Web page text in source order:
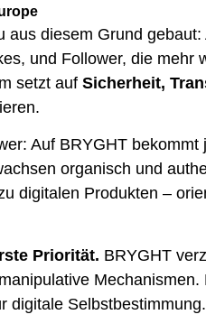
aus diesem Grund
und Follower, die mehr
setzt auf Sicherheit,
Auf BRYGHT
organisch und
digitalen Produkten –
Priorität. BRYGHT
digitale Selbstbestimmung.